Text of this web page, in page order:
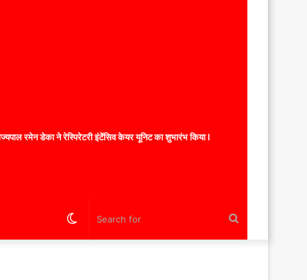
रमेन डेका ने रेस्पिरेटरी इंटेंसिव केयर यूनिट का शुभारंभ किया l
Switch